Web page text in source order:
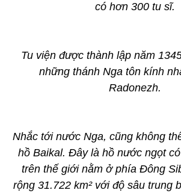
có hơn 300 tu sĩ.
Tu viện được thành lập năm
những thánh Nga tôn kính
Radonezh.
Nhắc tới nước Nga, cũng không
hồ Baikal. Đây là hồ nước ngọt
trên thế giới nằm ở phía Đông
rộng 31.722 km² với độ sâu trung